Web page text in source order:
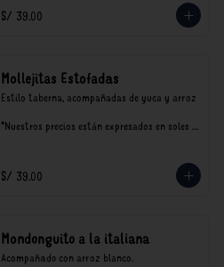
consumo.
S/ 39.00
Mollejitas Estofadas
Estilo taberna, acompañadas de yuca y arroz
*Nuestros precios están expresados en soles e
S/ 39.00
Mondonguito a la italiana
Acompañado con arroz blanco.